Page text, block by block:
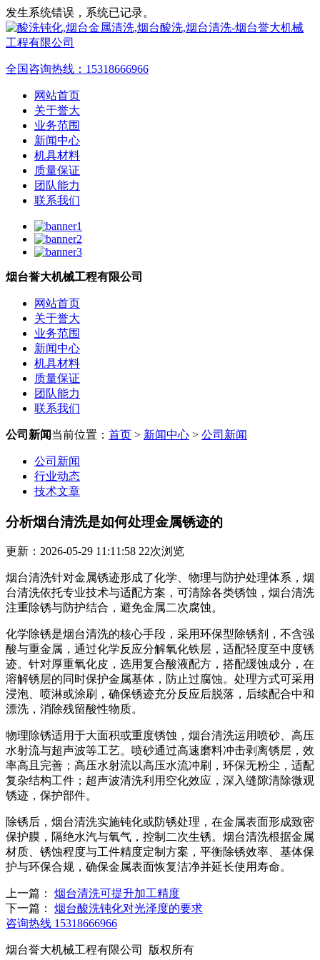
发生系统错误，系统已记录。
全国咨询热线： 15318666966
网站首页
关于誉大
业务范围
新闻中心
机具材料
质量保证
团队能力
联系我们
烟台誉大机械工程有限公司
网站首页
关于誉大
业务范围
新闻中心
机具材料
质量保证
团队能力
联系我们
公司新闻当前位置： 首页 > 新闻中心 > 公司新闻
公司新闻
行业动态
技术文章
分析烟台清洗是如何处理金属锈迹的
更新：2026-05-29 11:11:58 22次浏览
烟台清洗针对金属锈迹形成了化学、物理与防护处理体系，烟
台清洗依托专业技术与适配方案，可清除各类锈蚀，烟台清洗
注重除锈与防护结合，避免金属二次腐蚀。
化学除锈是烟台清洗的核心手段，采用环保型除锈剂，不含强
酸与重金属，通过化学反应分解氧化铁层，适配轻度至中度锈
迹。针对厚重氧化皮，选用复合酸液配方，搭配缓蚀成分，在
溶解锈层的同时保护金属基体，防止过腐蚀。处理方式可采用
浸泡、喷淋或涂刷，确保锈迹充分反应后脱落，后续配合中和
漂洗，消除残留酸性物质。
物理除锈适用于大面积或重度锈蚀，烟台清洗运用喷砂、高压
水射流与超声波等工艺。喷砂通过高速磨料冲击剥离锈层，效
率高且完善；高压水射流以高压水流冲刷，环保无粉尘，适配
复杂结构工件；超声波清洗利用空化效应，深入缝隙清除微观
锈迹，保护部件。
除锈后，烟台清洗实施钝化或防锈处理，在金属表面形成致密
保护膜，隔绝水汽与氧气，控制二次生锈。烟台清洗根据金属
材质、锈蚀程度与工件精度定制方案，平衡除锈效率、基体保
护与环保合规，确保金属表面恢复洁净并延长使用寿命。
上一篇： 烟台清洗可提升加工精度
下一篇： 烟台酸洗钝化对光泽度的要求
咨询热线 15318666966
烟台誉大机械工程有限公司 版权所有